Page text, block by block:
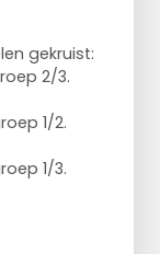
gekruist:
2/3.
1/2.
1/3.